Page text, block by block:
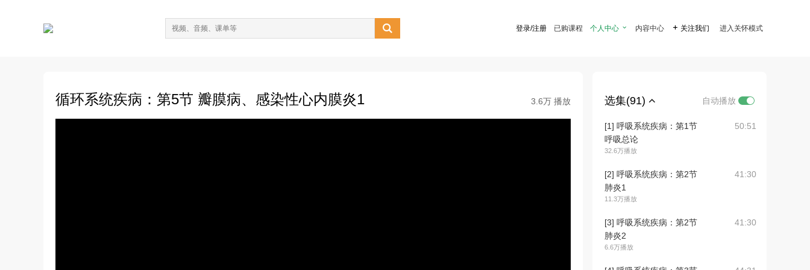
 登录/注册 已购课程 个人中心  内容中心  关注我们 进入关怀模式
循环系统疾病：第5节 瓣膜病、感染性心内膜炎1 3.6万 播放 选集(91) 自动播放
[1] 呼吸系统疾病：第1节
呼吸总论
32.6万播放
50:51
[2] 呼吸系统疾病：第2节
肺炎1
11.3万播放
41:30
[3] 呼吸系统疾病：第2节
肺炎2
6.6万播放
41:30